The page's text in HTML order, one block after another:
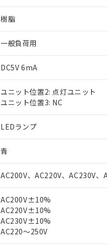
樹脂
一般負荷用
DC5V 6mA
ユニット位置2: 点灯ユニット
ユニット位置3: NC
LEDランプ
青
AC200V、AC220V、AC230V、
AC200V±10%
AC220V±10%
AC230V±10%
AC220～250V
ご利用条件
以下の条件をお読みいただ
対応予定：EU RoHS指令（
対応予定なし：EU RoHS指
調査・確認中：EU RoHS指
非該当品：ライセンス料な
仕入先様の事情により、非
があります。
※1 中国RoHS○×表